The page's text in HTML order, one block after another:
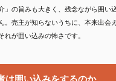
」の旨みも大きく、残念ながら囲い
。売主が知らないうちに、本来出会
が囲い込みの怖さです。
は囲い込みをするのか